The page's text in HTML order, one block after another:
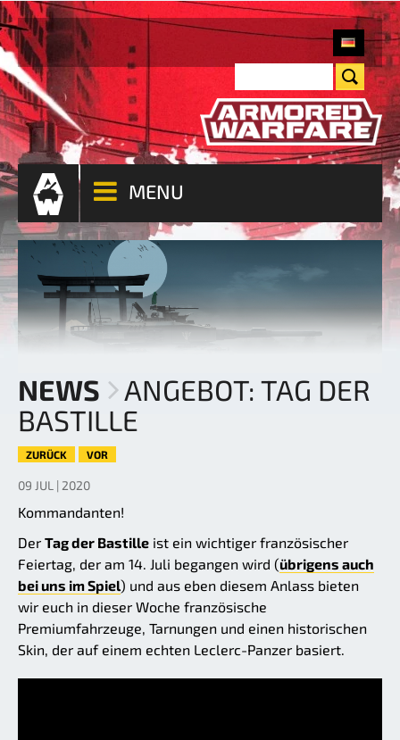
MENU
NEWS
ANGEBOT: TAG DER
BASTILLE
ZURÜCK VOR
09 JUL | 2020
Kommandanten!
Der Tag der Bastille ist ein wichtiger französischer
Feiertag, der am 14. Juli begangen wird (übrigens auch
bei uns im Spiel) und aus eben diesem Anlass bieten
wir euch in dieser Woche französische
Premiumfahrzeuge, Tarnungen und einen historischen
Skin, der auf einem echten Leclerc-Panzer basiert.